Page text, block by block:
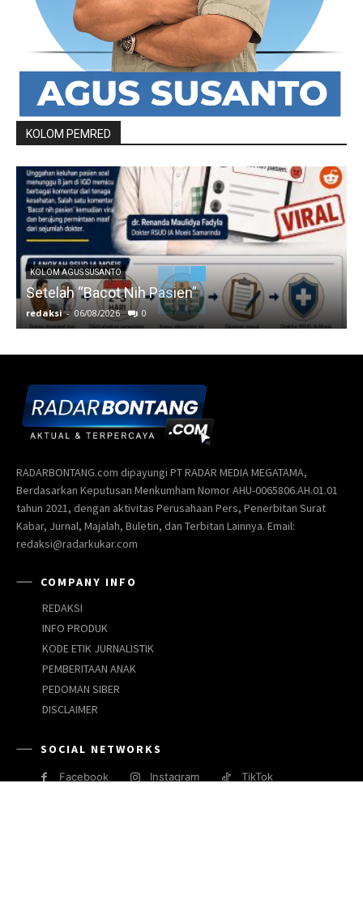
KOLOM PEMRED
KOLOM AGUS SUSANTO
Setelah “Bacot Nih Pasien”
redaksi - 06/08/2026 0
RADARBONTANG.com dipayungi PT RADAR MEDIA MEGATAMA,
Berdasarkan Keputusan Menkumham Nomor AHU-0065806.AH.01.01
tahun 2021, dengan aktivitas Perusahaan Pers, Penerbitan Surat
Kabar, Jurnal, Majalah, Buletin, dan Terbitan Lainnya. Email:
redaksi@radarkukar.com
COMPANY INFO
REDAKSI
INFO PRODUK
KODE ETIK JURNALISTIK
PEMBERITAAN ANAK
PEDOMAN SIBER
DISCLAIMER
SOCIAL NETWORKS
Facebook Instagram TikTok